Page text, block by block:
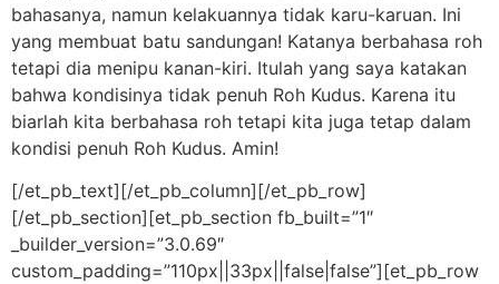
bahasanya, namun kelakuannya tidak karu-karuan. Ini
yang membuat batu sandungan! Katanya berbahasa roh
tetapi dia menipu kanan-kiri. Itulah yang saya katakan
bahwa kondisinya tidak penuh Roh Kudus. Karena itu
biarlah kita berbahasa roh tetapi kita juga tetap dalam
kondisi penuh Roh Kudus. Amin!
[/et_pb_text][/et_pb_column][/et_pb_row]
[/et_pb_section][et_pb_section fb_built=”1″
_builder_version=”3.0.69″
custom_padding=”110px||33px||false|false”][et_pb_row